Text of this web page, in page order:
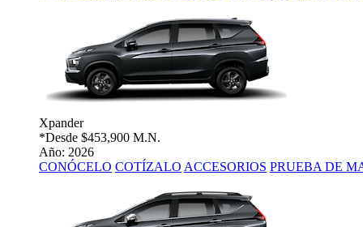
Xpander
*Desde $453,900 M.N.
Año: 2026
CONÓCELO COTÍZALO ACCESORIOS PRUEBA DE